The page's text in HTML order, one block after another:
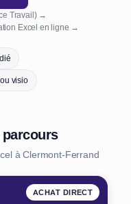
Travail) →
Excel en ligne →
visio
à Clermont-Ferrand
ACHAT DIRECT